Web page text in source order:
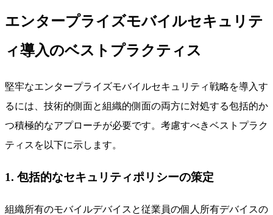
エンタープライズモバイルセキュリテ
ィ導入のベストプラクティス
堅牢なエンタープライズモバイルセキュリティ戦略を導入す
るには、技術的側面と組織的側面の両方に対処する包括的か
つ積極的なアプローチが必要です。考慮すべきベストプラク
ティスを以下に示します。
1. 包括的なセキュリティポリシーの策定
組織所有のモバイルデバイスと従業員の個人所有デバイスの